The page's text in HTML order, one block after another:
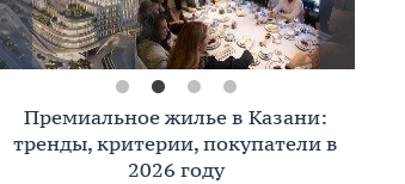
Премиальное жилье в Казани:
тренды, критерии, покупатели в
2026 году